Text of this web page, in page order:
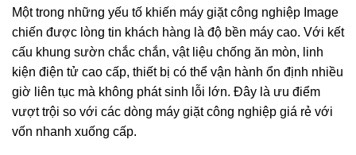
Một trong những yếu tố khiến máy giặt công nghiệp Image
chiến được lòng tin khách hàng là độ bền máy cao. Với kết
cấu khung sườn chắc chắn, vật liệu chống ăn mòn, linh
kiện điện tử cao cấp, thiết bị có thể vận hành ổn định nhiều
giờ liên tục mà không phát sinh lỗi lớn. Đây là ưu điểm
vượt trội so với các dòng máy giặt công nghiệp giá rẻ với
vốn nhanh xuống cấp.